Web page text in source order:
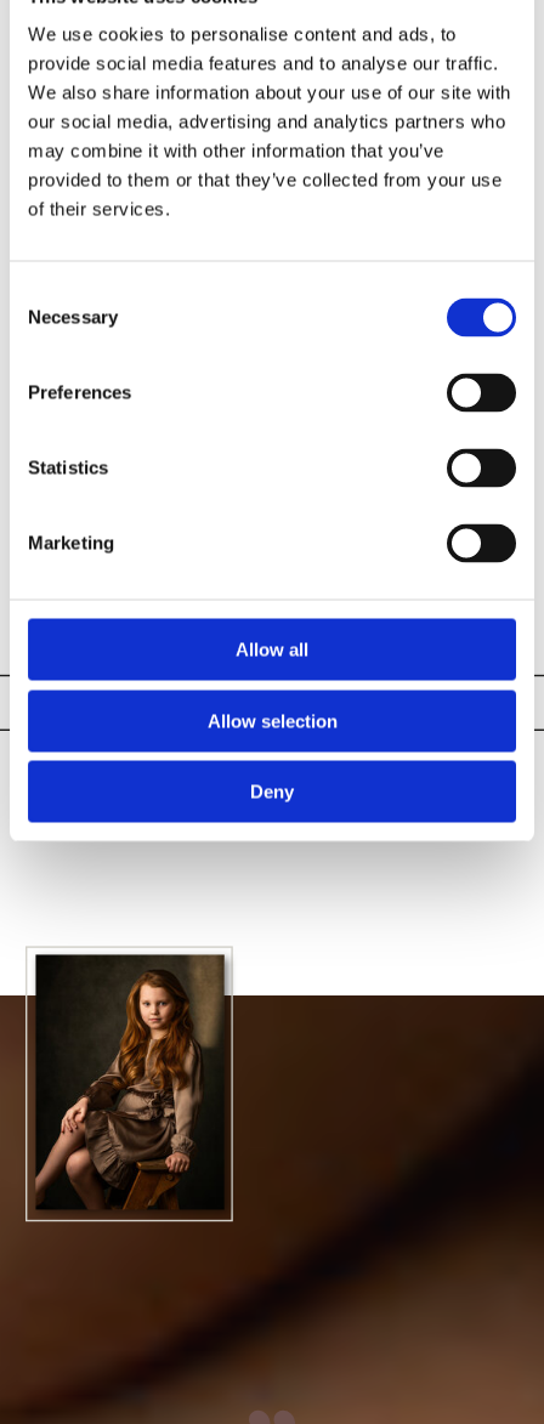
We use cookies to personalise content and ads, to
provide social media features and to analyse our traffic.
We also share information about your use of our site with
our social media, advertising and analytics partners who
may combine it with other information that you’ve
provided to them or that they’ve collected from your use
of their services.
Selection
Necessary
Preferences
Statistics
Marketing
Allow all
Allow selection
Deny
LEAVE A COMMENT
Comments